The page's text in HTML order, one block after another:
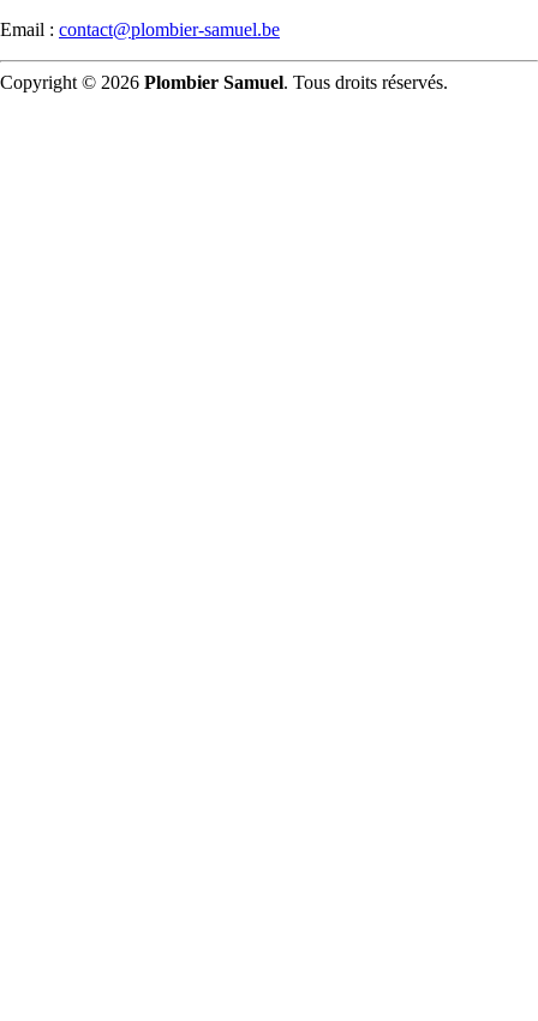
Email : contact@plombier-samuel.be
Copyright © 2026 Plombier Samuel. Tous droits réservés.